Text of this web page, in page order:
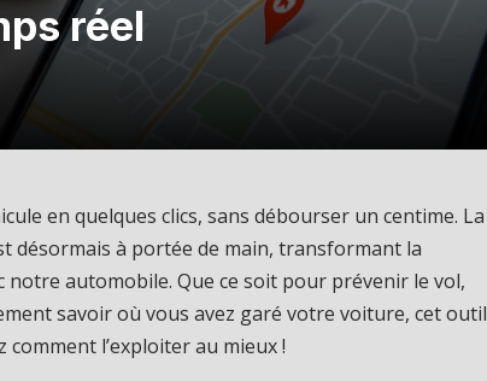
réel
en quelques clics, sans débourser un centime. La
désormais à portée de main, transformant la
automobile. Que ce soit pour prévenir le vol,
savoir où vous avez garé votre voiture, cet outil
l’exploiter au mieux !